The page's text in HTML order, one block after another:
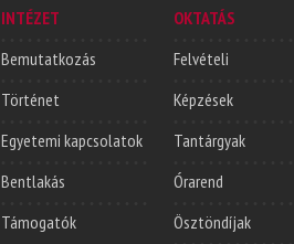
INTÉZET
Bemutatkozás
Történet
Egyetemi kapcsolatok
Bentlakás
Támogatók
OKTATÁS
Felvételi
Képzések
Tantárgyak
Órarend
Ösztöndíjak